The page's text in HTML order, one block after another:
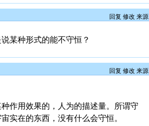
回复 修改 来源
某种形式的能不守恒？
回复 修改 来源
作用效果的，人为的描述量。所谓守
实在的东西，没有什么会守恒。